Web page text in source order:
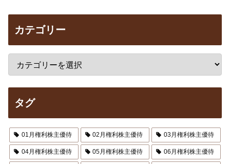
カテゴリー
タグ
01月権利株主優待 02月権利株主優待 03月権利株主優待
04月権利株主優待 05月権利株主優待 06月権利株主優待